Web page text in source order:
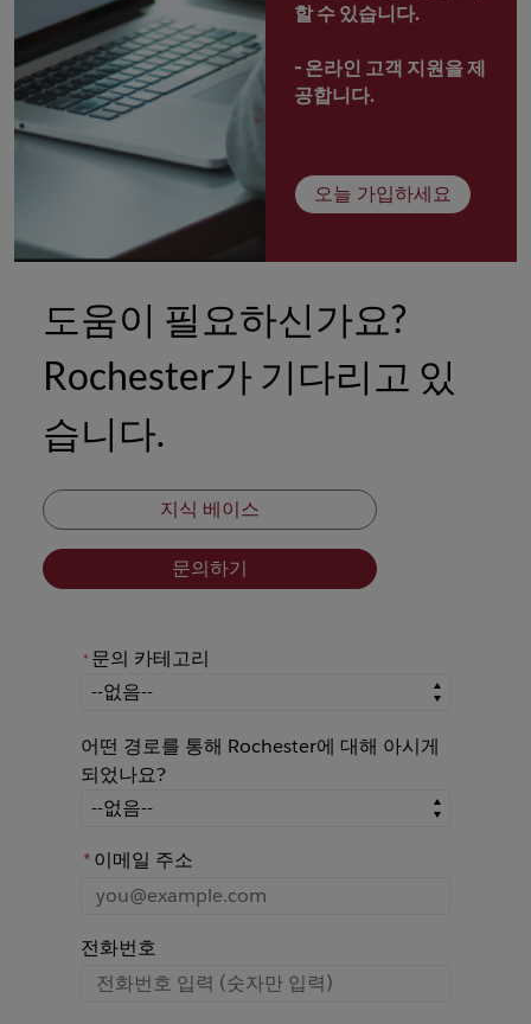
할 수 있습니다.
- 온라인 고객 지원을 제
공합니다.
오늘 가입하세요
도움이 필요하신가요?
Rochester가 기다리고 있
습니다.
지식 베이스
문의하기
* 문의 카테고리
문의 카테고리
어떤 경로를 통해 Rochester에 대해 아시게
되었나요?
어떤 경로를 통해 Rochester에 대해 아시게 되었나요?
*이메일 주소
전화번호